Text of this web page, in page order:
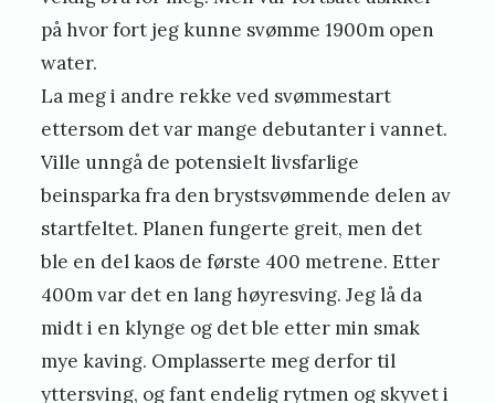
på hvor fort jeg kunne svømme 1900m open
water.
La meg i andre rekke ved svømmestart
ettersom det var mange debutanter i vannet.
Ville unngå de potensielt livsfarlige
beinsparka fra den brystsvømmende delen av
startfeltet. Planen fungerte greit, men det
ble en del kaos de første 400 metrene. Etter
400m var det en lang høyresving. Jeg lå da
midt i en klynge og det ble etter min smak
mye kaving. Omplasserte meg derfor til
yttersving, og fant endelig rytmen og skyvet i